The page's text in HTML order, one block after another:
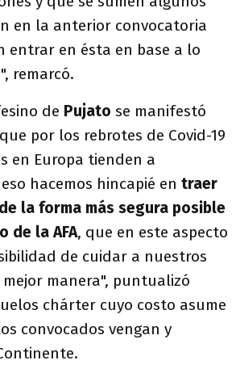
en la anterior convocatoria
entrar en ésta en base a lo
remarcó.
de Pujato se manifestó
por los rebrotes de Covid-19
en Europa tienden a
hacemos hincapié en traer
la forma más segura posible
de la AFA, que en este aspecto
de cuidar a nuestros
manera", puntualizó
chárter cuyo costo asume
convocados vengan y